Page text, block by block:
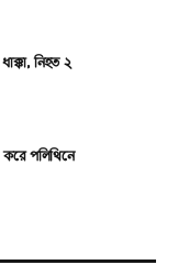
নিহত ২
করে পলিথিনে